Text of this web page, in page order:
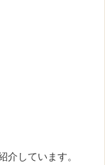
介しています。